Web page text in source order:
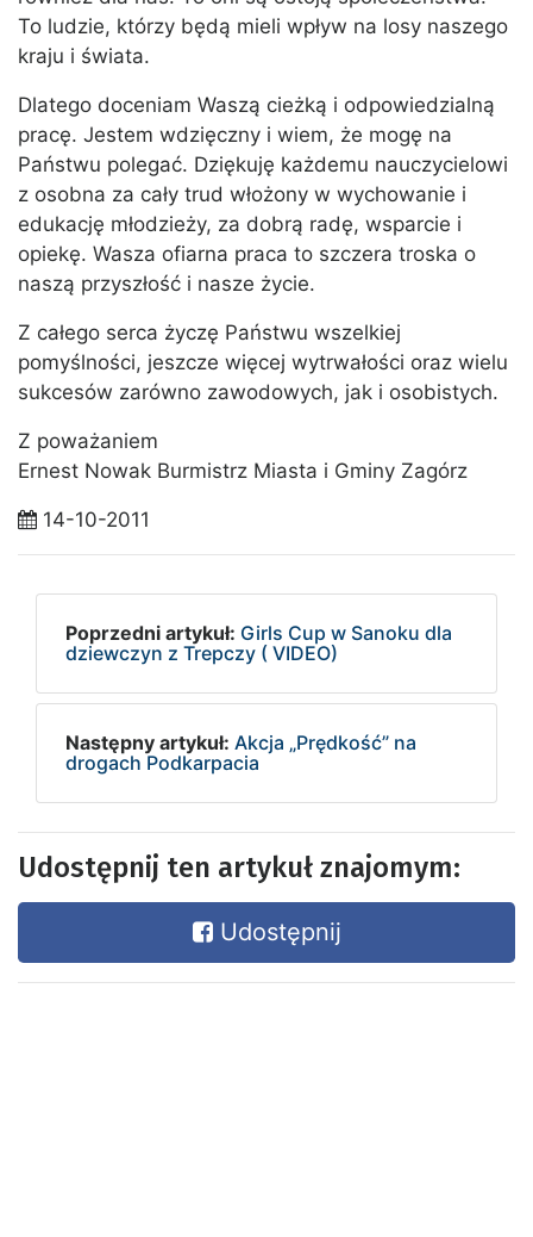
To ludzie, którzy będą mieli wpływ na losy naszego
kraju i świata.
Dlatego doceniam Waszą cieżką i odpowiedzialną
pracę. Jestem wdzięczny i wiem, że mogę na
Państwu polegać. Dziękuję każdemu nauczycielowi
z osobna za cały trud włożony w wychowanie i
edukację młodzieży, za dobrą radę, wsparcie i
opiekę. Wasza ofiarna praca to szczera troska o
naszą przyszłość i nasze życie.
Z całego serca życzę Państwu wszelkiej
pomyślności, jeszcze więcej wytrwałości oraz wielu
sukcesów zarówno zawodowych, jak i osobistych.
Z poważaniem
Ernest Nowak Burmistrz Miasta i Gminy Zagórz
14-10-2011
Poprzedni artykuł: Girls Cup w Sanoku dla
dziewczyn z Trepczy ( VIDEO)
Następny artykuł: Akcja „Prędkość” na
drogach Podkarpacia
Udostępnij ten artykuł znajomym:
Udostępnij